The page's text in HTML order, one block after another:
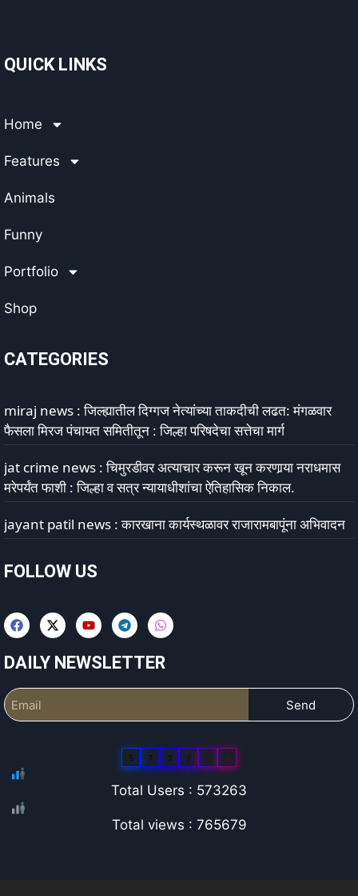
QUICK LINKS
Home
Features
Animals
Funny
Portfolio
Shop
CATEGORIES
miraj news : जिल्ह्यातील दिग्गज नेत्यांच्या ताकदीची लढत: मंगळवार
फैसला मिरज पंचायत समितीतून : जिल्हा परिषदेचा सत्तेचा मार्ग
jat crime news : चिमुरडीवर अत्याचार करून खून करणार्‍या नराधमास
मरेपर्यंत फाशी : जिल्हा व सत्र न्यायाधीशांचा ऐतिहासिक निकाल.
jayant patil news : कारखाना कार्यस्थळावर राजारामबापूंना अभिवादन
FOLLOW US
DAILY NEWSLETTER
Send
5 7 3 2 6 3
Total Users : 573263
Total views : 765679